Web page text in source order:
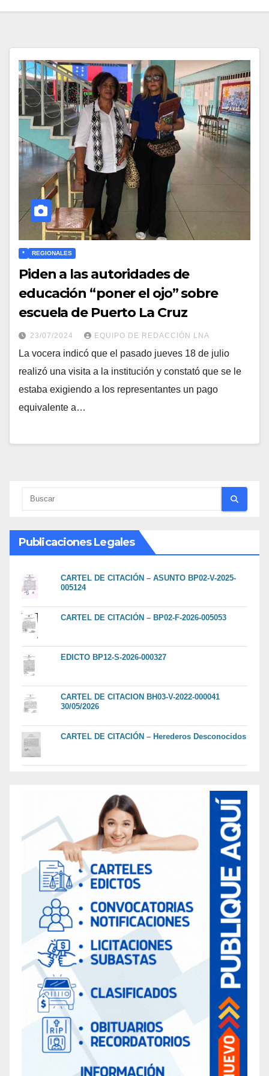
* REGIONALES
Piden a las autoridades de
educación “poner el ojo” sobre
escuela de Puerto La Cruz
23/07/2024 EQUIPO DE REDACCIÓN LNA
La vocera indicó que el pasado jueves 18 de julio
realizó una visita a la institución y constató que se le
estaba exigiendo a los representantes un pago
equivalente a…
Publicaciones Legales
CARTEL DE CITACIÓN – ASUNTO BP02-V-2025-
005124
CARTEL DE CITACIÓN – BP02-F-2026-005053
EDICTO BP12-S-2026-000327
CARTEL DE CITACION BH03-V-2022-000041
30/05/2026
CARTEL DE CITACIÓN – Herederos Desconocidos